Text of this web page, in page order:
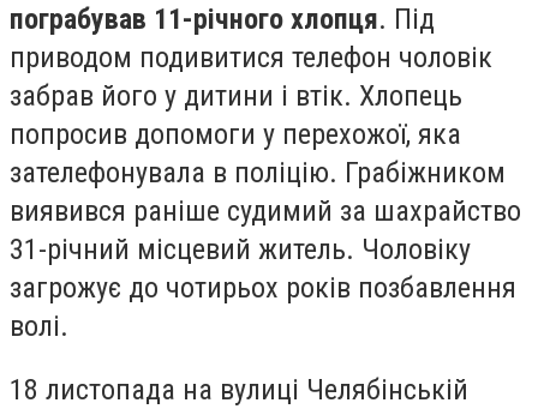
пограбував 11-річного хлопця. Під
приводом подивитися телефон чоловік
забрав його у дитини і втік. Хлопець
попросив допомоги у перехожої, яка
зателефонувала в поліцію. Грабіжником
виявився раніше судимий за шахрайство
31-річний місцевий житель. Чоловіку
загрожує до чотирьох років позбавлення
волі.
18 листопада на вулиці Челябінській